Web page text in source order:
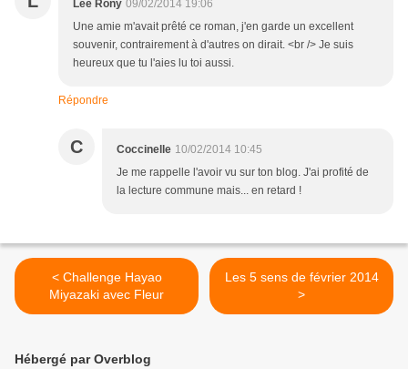
Lee Rony 09/02/2014 19:06
Une amie m'avait prêté ce roman, j'en garde un excellent
souvenir, contrairement à d'autres on dirait. <br /> Je suis
heureux que tu l'aies lu toi aussi.
Répondre
C Coccinelle 10/02/2014 10:45
Je me rappelle l'avoir vu sur ton blog. J'ai profité de
la lecture commune mais... en retard !
< Challenge Hayao
Miyazaki avec Fleur
Les 5 sens de février 2014
>
Hébergé par Overblog